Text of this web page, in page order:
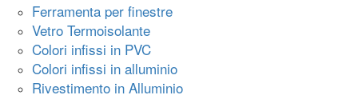
Ferramenta per finestre
Vetro Termoisolante
Colori infissi in PVC
Colori infissi in alluminio
Rivestimento in Alluminio